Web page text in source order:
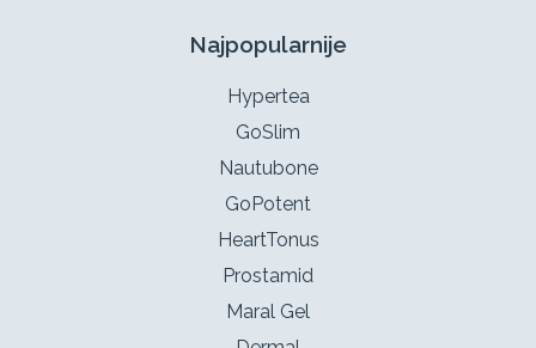
Najpopularnije
Hypertea
GoSlim
Nautubone
GoPotent
HeartTonus
Prostamid
Maral Gel